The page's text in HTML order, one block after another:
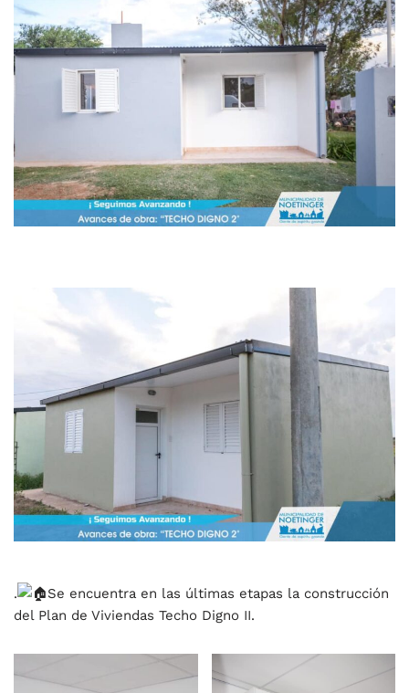
.
Se encuentra en las últimas etapas la construcción
del Plan de Viviendas Techo Digno II.